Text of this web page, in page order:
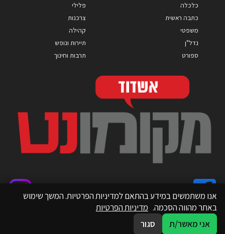
כלכלה
כתבה ראשית
משפטי
נדל"ן
ספורט
פלילי
צרכנות
קהילה
תיירות ונופש
תרבות וחינוך
אנו משתמשים במידע בהתאם למדיניות הפרטיות. המשך שימוש
באתר מהווה הסכמה. מדיניות הפרטיות
אני מאשר/ת
סגור